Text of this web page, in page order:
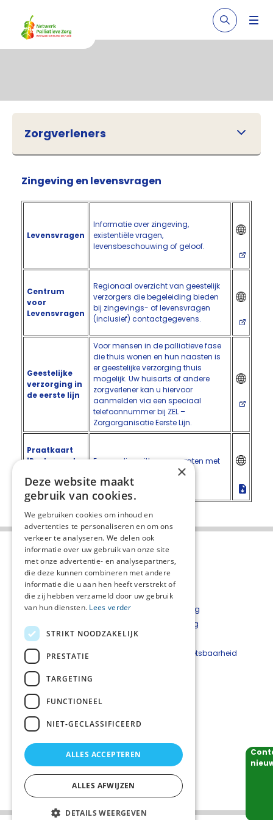
Zorgverleners
Zingeving en levensvragen
Levensvragen
Informatie over zingeving,
existentiële vragen,
levensbeschouwing of geloof.
Centrum
voor
Levensvragen
Regionaal overzicht van geestelijk
verzorgers die begeleiding bieden
bij zingevings- of levensvragen
(inclusief) contactgegevens.
Geestelijke
verzorging in
de eerste lijn
Voor mensen in de palliatieve fase
die thuis wonen en hun naasten is
er geestelijke verzorging thuis
mogelijk. Uw huisarts of andere
zorgverlener kan u hiervoor
aanmelden via een speciaal
telefoonnummer bij ZEL –
Zorgorganisatie Eerste Lijn.
Praatkaart
'Praten met
verzorger'
Eenvoudige uitleg over praten met
een geestelijk verzorger.
Over het netwerk
Over Palliaweb
Contact
Nieuwsbrief
Privacyverklaring
Cookieverklaring
Disclaimer
Beveiligingskwetsbaarheid
Contact:
Netwerkcoördinator: Nadja Alberto
nadja.alberto@careyn.nl
×
Deze website maakt
gebruik van cookies.
We gebruiken cookies om inhoud en
advertenties te personaliseren en om ons
verkeer te analyseren. We delen ook
informatie over uw gebruik van onze site
met onze advertentie- en analysepartners,
die deze kunnen combineren met andere
informatie die u aan hen heeft verstrekt of
die zij hebben verzameld door uw gebruik
van hun diensten. Lees verder
STRIKT NOODZAKELIJK
PRESTATIE
TARGETING
FUNCTIONEEL
NIET-GECLASSIFICEERD
ALLES ACCEPTEREN
ALLES AFWIJZEN
DETAILS WEERGEVEN